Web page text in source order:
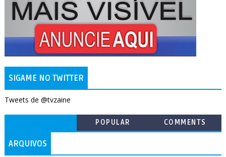
SIGAME NO TWITTER
Tweets de @tvzaine
POPULAR COMMENTS
ARQUIVOS